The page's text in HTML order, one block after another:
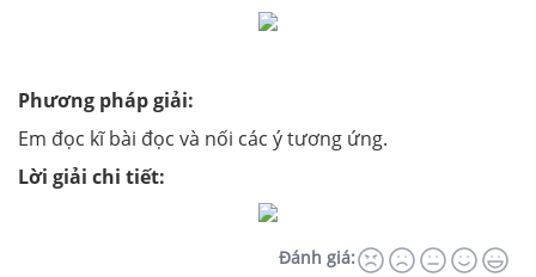
Phương pháp giải:
Em đọc kĩ bài đọc và nối các ý tương ứng.
Lời giải chi tiết:
Đánh giá: